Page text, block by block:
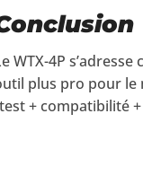
WTX-4P
plus pro pour le
+ compatibilité